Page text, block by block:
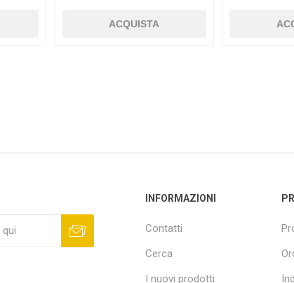
ACQUISTA
INFORMAZIONI
Contatti
Cerca
I nuovi prodotti